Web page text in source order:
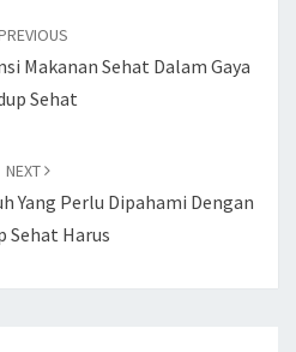
Makanan Sehat Dalam Gaya
Sehat
NEXT
Yang Perlu Dipahami Dengan
Sehat Harus